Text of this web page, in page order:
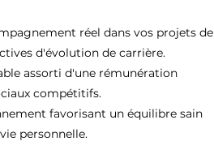
réel dans vos projets de
d'évolution de carrière.
assorti d'une rémunération
compétitifs.
favorisant un équilibre sain
personnelle.